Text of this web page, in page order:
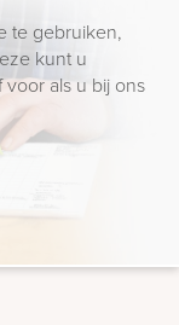
te gebruiken,
kunt u
als u bij ons